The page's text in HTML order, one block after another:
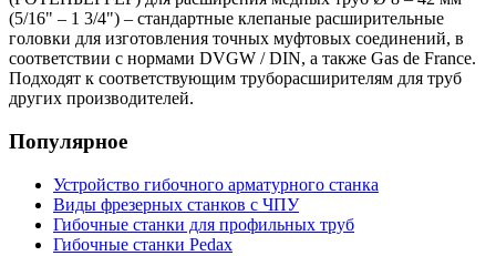
(5/16" – 1 3/4") – стандартные клепаные расширительные
головки для изготовления точных муфтовых соединений, в
соответствии с нормами DVGW / DIN, а также Gas de France.
Подходят к соответствующим труборасширителям для труб
других производителей.
Популярное
Устройство гибочного арматурного станка
Виды фрезерных станков с ЧПУ
Гибочные станки для профильных труб
Гибочные станки Pedax